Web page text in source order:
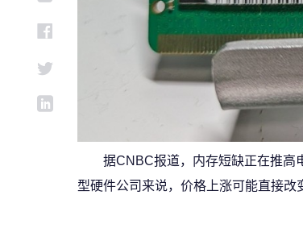
据CNBC报道，内存短缺正在推高
型硬件公司来说，价格上涨可能直接改